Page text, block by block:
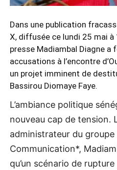
Dans une publication
X, diffusée ce lundi 25 mai à
presse Madiambal Diagne a
accusations à l’encontre
un projet imminent de
Bassirou Diomaye Faye.
L’ambiance politique
nouveau cap de tension.
administrateur du groupe
Communication*,
qu’un scénario de